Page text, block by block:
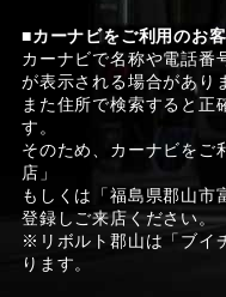
■カーナビをご利用のお
カーナビで名称や電話番
が表示される場合があり
また住所で検索すると正
す。
そのため、カーナビをご
店」
もしくは「福島県郡山市
登録しご来店ください。
※リボルト郡山は「ブイ
ります。